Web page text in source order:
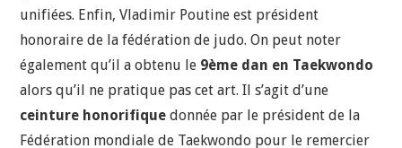
unifiées. Enfin, Vladimir Poutine est président
honoraire de la fédération de judo. On peut noter
également qu’il a obtenu le 9ème dan en Taekwondo
alors qu’il ne pratique pas cet art. Il s’agit d’une
ceinture honorifique donnée par le président de la
Fédération mondiale de Taekwondo pour le remercier